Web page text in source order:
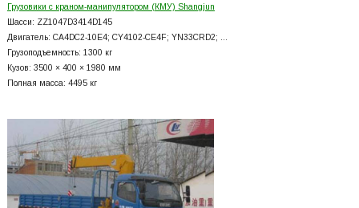
Грузовики с краном-манипулятором (КМУ) Shangjun
Шасси: ZZ1047D3414D145
Двигатель: CA4DC2-10E4; CY4102-CE4F; YN33CRD2; …
Грузоподъемность: 1300 кг
Кузов: 3500 × 400 × 1980 мм
Полная масса: 4495 кг